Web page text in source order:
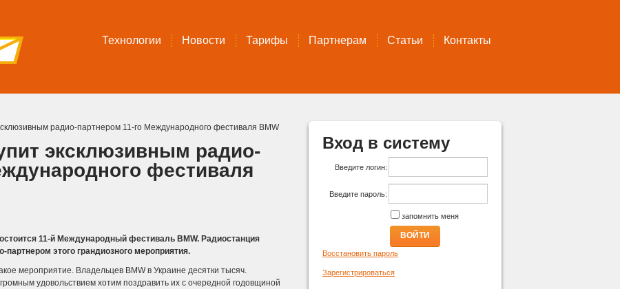
Технологии Новости Тарифы Партнерам Статьи Контакты
радио-партнером 11-го Международного фестиваля BMW
эксклюзивным радио-
фестиваля
11-й Международный фестиваль BMW. Радиостанция
этого грандиозного мероприятия.
мероприятие. Владельцев BMW в Украине десятки тысяч.
удовольствием хотим поздравить их с очередной годовщиной
Вход в систему
Введите логин:
Введите пароль:
запомнить меня
ВОЙТИ
Восстановить пароль
Зарегистрироваться